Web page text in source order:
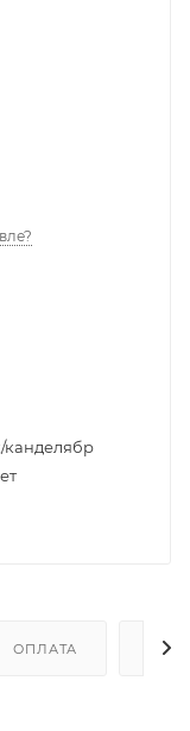
канделябр
ОПЛАТА